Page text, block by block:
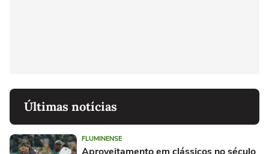
Últimas notícias
FLUMINENSE